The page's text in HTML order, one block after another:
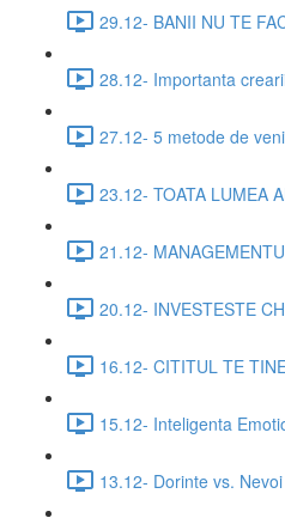
29.12- BANII NU TE
28.12- Importanta
27.12- 5 metode de
23.12- TOATA LUMEA
21.12-
20.12- INVESTESTE
16.12- CITITUL TE
15.12- Inteligenta
13.12- Dorinte vs.